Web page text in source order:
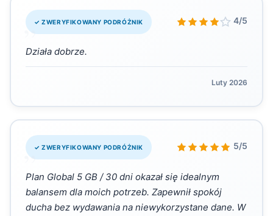
✓ ZWERYFIKOWANY PODRÓŻNIK 4/5
„
Działa dobrze.
Luty 2026
✓ ZWERYFIKOWANY PODRÓŻNIK 5/5
„
Plan Global 5 GB / 30 dni okazał się idealnym
balansem dla moich potrzeb. Zapewnił spokój
ducha bez wydawania na niewykorzystane dane. W